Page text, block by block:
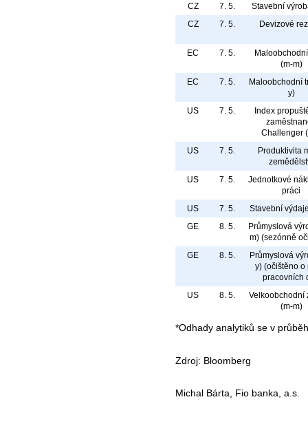
CZ
7. 5.
Stavební
CZ
7. 5. Devizové
EC 7. 5.
(m-m)
EC
7. 5.
Maloobchodní
y)
US
7. 5.
Index
Challenger
US
7. 5.
Produktivita
US
7. 5.
Jednotkové
práci
US
7. 5.
Stavební
GE
8. 5.
Průmyslová
m) (sezónně
GE
8. 5.
Průmyslová
y) (očištěno o
pracovních
US
8. 5.
Velkoobchodní
(m-m)
*Odhady analytiků se v
Zdroj: Bloomberg
Michal Bárta, Fio banka, a.s.